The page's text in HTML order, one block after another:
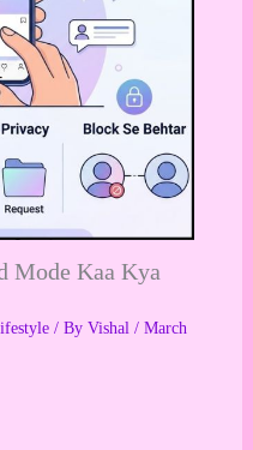
Mode Kaa Kya
/ By Vishal / March